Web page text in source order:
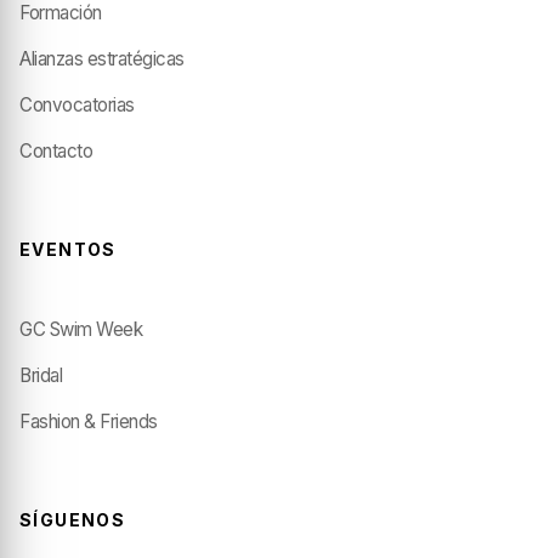
Formación
Alianzas estratégicas
Convocatorias
Contacto
EVENTOS
GC Swim Week
Bridal
Fashion & Friends
SÍGUENOS